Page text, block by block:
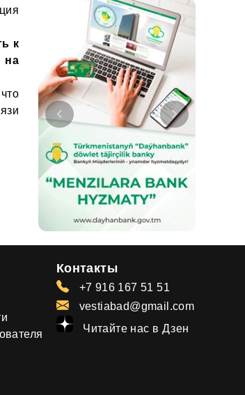
к
на
Контакты
+7 916 167 51 51
vestiabad@gmail.com
Читайте нас в Дзен